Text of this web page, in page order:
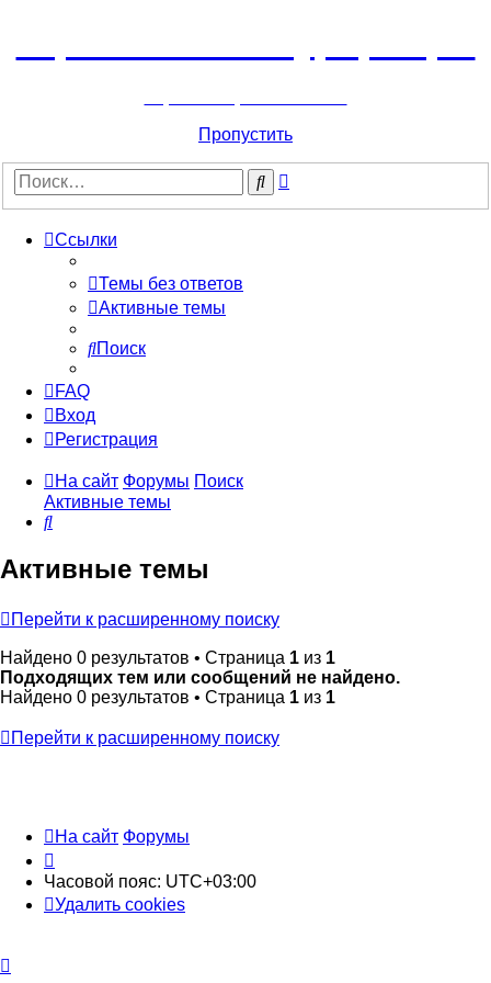
Пропустить
Поиск
Ссылки
Темы без ответов
Активные темы
Поиск
FAQ
Вход
Регистрация
На сайт Форумы Поиск
Активные темы
Поиск
Активные темы
Перейти к расширенному поиску
Найдено 0 результатов • Страница 1 из 1
Подходящих тем или сообщений не найдено.
Найдено 0 результатов • Страница 1 из 1
Перейти к расширенному поиску
На сайт Форумы
Часовой пояс: UTC+03:00
Удалить cookies